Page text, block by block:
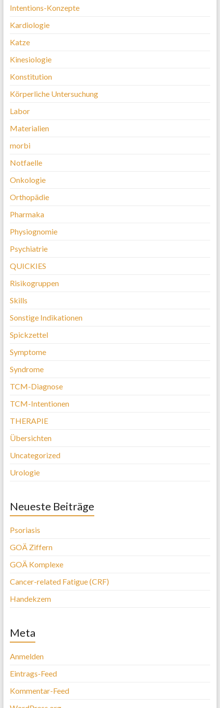
Intentions-Konzepte
Kardiologie
Katze
Kinesiologie
Konstitution
Körperliche Untersuchung
Labor
Materialien
morbi
Notfaelle
Onkologie
Orthopädie
Pharmaka
Physiognomie
Psychiatrie
QUICKIES
Risikogruppen
Skills
Sonstige Indikationen
Spickzettel
Symptome
Syndrome
TCM-Diagnose
TCM-Intentionen
THERAPIE
Übersichten
Uncategorized
Urologie
Neueste Beiträge
Psoriasis
GOÄ Ziffern
GOÄ Komplexe
Cancer-related Fatigue (CRF)
Handekzem
Meta
Anmelden
Eintrags-Feed
Kommentar-Feed